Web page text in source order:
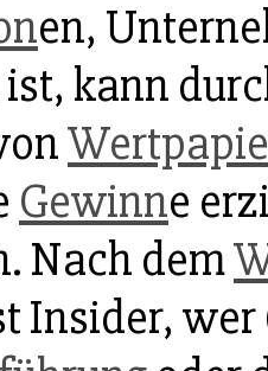
en,
kann
Gewinne
Nach dem
Insider,